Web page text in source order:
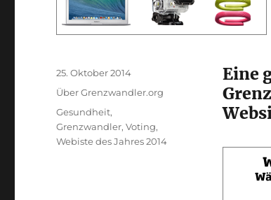
Eine
Veröffentlicht
am
25. Oktober 2014
Kategorien
Über Grenzwandler.org
Schlagwörter
Gesundheit,
Grenzwandler,Voting,
Webiste des Jahres 2014